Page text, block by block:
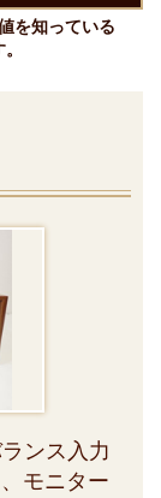
を知っている
ンス入力
モニター